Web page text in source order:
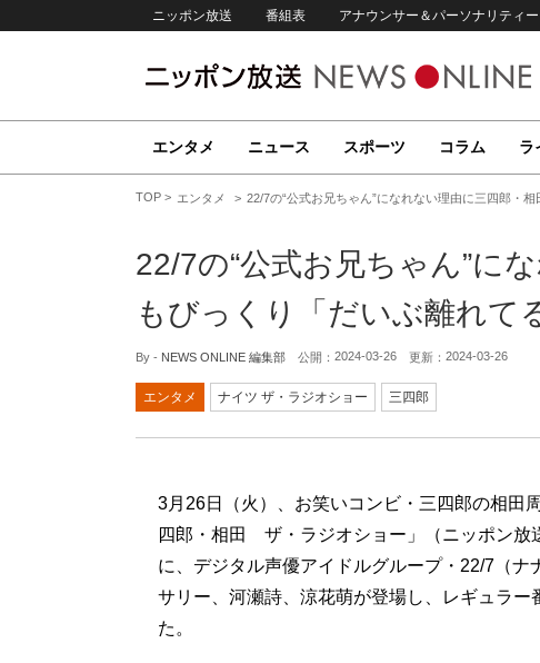
ニッポン放送 番組表 アナウンサー＆パーソナリティー
エンタメ ニュース スポーツ コラム ラ
TOP エンタメ 22/7の“公式お兄ちゃん”になれない理由に三四郎・
22/7の“公式お兄ちゃん”に
もびっくり「だいぶ離れて
By - NEWS ONLINE 編集部 公開： 2024-03-26 更新： 2024-03-26
エンタメ ナイツ ザ・ラジオショー 三四郎
3月26日（火）、お笑いコンビ・三四郎の相田
四郎・相田 ザ・ラジオショー」（ニッポン
に、デジタル声優アイドルグループ・22/7（
サリー、河瀬詩、涼花萌が登場し、レギュラ
た。